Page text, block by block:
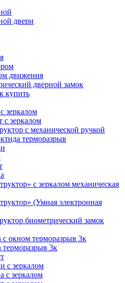
двери
движения
дверной замок
купить
зеркалом
с зеркалом
с механической ручкой
терморазрыв
с зеркалом механическая
(Умная электронная
биометрический замок
с окном терморазрыв 3к
терморазрыв 3к
с зеркалом
с зеркалом